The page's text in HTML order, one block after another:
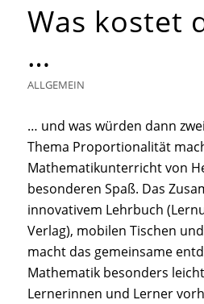
Was kostet
…
ALLGEMEIN
… und was würden dann
Thema Proportionalität
Mathematikunterricht von
besonderen Spaß. Das
innovativem Lehrbuch
Verlag), mobilen Tischen
macht das gemeinsame
Mathematik besonders
Lernerinnen und Lerner